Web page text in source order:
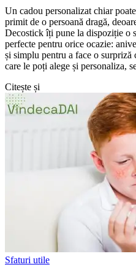
Un cadou personalizat chiar
primit de o persoană dragă,
Decostick îți pune la dispoziție o
perfecte pentru orice ocazie:
și simplu pentru a face o
care le poți alege și personaliza,
Citește și
Sfaturi utile